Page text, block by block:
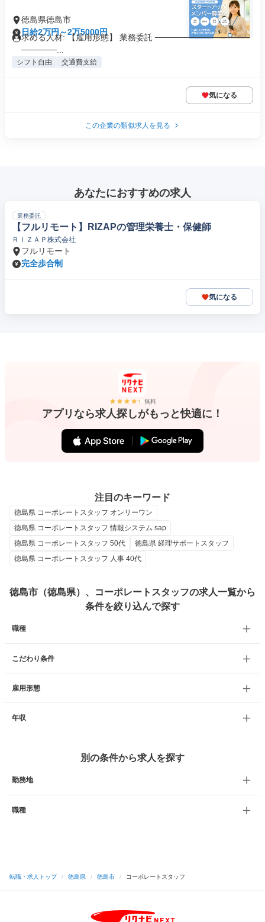
徳島県徳島市
日給2万円～2万5000円
求める人材: 【雇用形態】 業務委託 ────────────────
──────...
シフト自由 交通費支給
気になる
この企業の類似求人を見る
あなたにおすすめの求人
業務委託
【フルリモート】RIZAPの管理栄養士・保健師
ＲＩＺＡＰ株式会社
フルリモート
完全歩合制
気になる
無料
アプリなら求人探しがもっと快適に！
注目のキーワード
徳島県 コーポレートスタッフ オンリーワン
徳島県 コーポレートスタッフ 情報システム sap
徳島県 コーポレートスタッフ 50代
徳島県 経理サポートスタッフ
徳島県 コーポレートスタッフ 人事 40代
徳島市（徳島県）、コーポレートスタッフの求人一覧から
条件を絞り込んで探す
職種
こだわり条件
雇用形態
年収
別の条件から求人を探す
勤務地
職種
転職・求人トップ / 徳島県 / 徳島市 / コーポレートスタッフ